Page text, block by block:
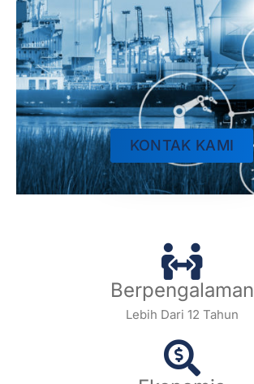
KONTAK KAMI
Berpengalaman
Lebih Dari 12 Tahun